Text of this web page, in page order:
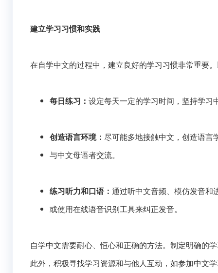
建立学习习惯和实践
在自学中文的过程中，建立良好的学习习惯非常重要
每日练习： 设定每天一定的学习时间，坚持学习
创造语言环境： 尽可能多地接触中文，创造语言
与中文母语者交流。
练习听力和口语： 通过听中文音频、模仿发音和
或使用在线语音识别工具来纠正发音。
自学中文需要耐心、恒心和正确的方法。制定明确的
此外，积极寻找学习资源和与他人互动，如参加中文